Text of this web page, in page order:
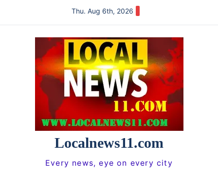
Thu. Aug 6th, 2026
Localnews11.com
Every news, eye on every city